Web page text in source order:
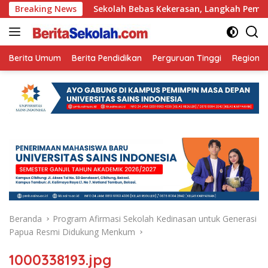
Langsung
ke
konten
Breaking NewsSekolah Bebas Kekerasan, Langkah Pemkot
Berita Umum Berita Pendidikan Perguruan Tinggi Regional
Beranda
Program Afirmasi Sekolah Kedinasan untuk Generasi
Papua Resmi Didukung Menkum
1000338193.jpg